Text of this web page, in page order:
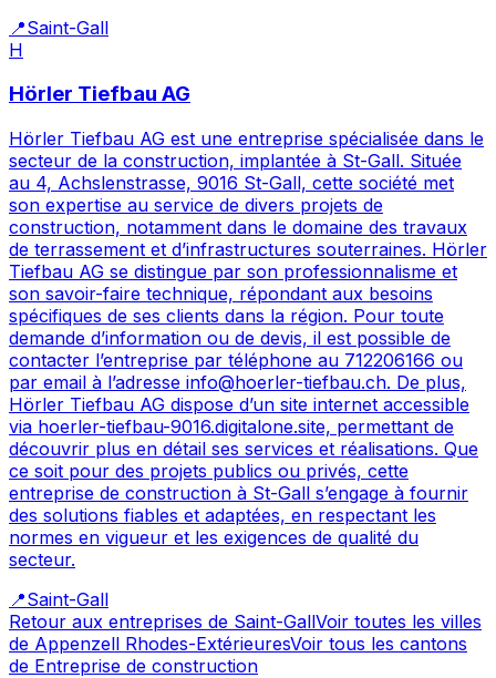
📍Saint-Gall
H
Hörler Tiefbau AG
Hörler Tiefbau AG est une entreprise spécialisée dans le
secteur de la construction, implantée à St-Gall. Située
au 4, Achslenstrasse, 9016 St-Gall, cette société met
son expertise au service de divers projets de
construction, notamment dans le domaine des travaux
de terrassement et d’infrastructures souterraines. Hörler
Tiefbau AG se distingue par son professionnalisme et
son savoir-faire technique, répondant aux besoins
spécifiques de ses clients dans la région. Pour toute
demande d’information ou de devis, il est possible de
contacter l’entreprise par téléphone au 712206166 ou
par email à l’adresse info@hoerler-tiefbau.ch. De plus,
Hörler Tiefbau AG dispose d’un site internet accessible
via hoerler-tiefbau-9016.digitalone.site, permettant de
découvrir plus en détail ses services et réalisations. Que
ce soit pour des projets publics ou privés, cette
entreprise de construction à St-Gall s’engage à fournir
des solutions fiables et adaptées, en respectant les
normes en vigueur et les exigences de qualité du
secteur.
📍Saint-Gall
Retour aux entreprises de Saint-GallVoir toutes les villes
de Appenzell Rhodes-ExtérieuresVoir tous les cantons
de Entreprise de construction